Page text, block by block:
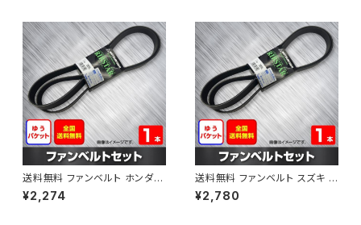
送料無料 ファンベルト ホンダ フ
ィット 型式GE6 H19.10～H25.
09 （国内トップメーカー） 1本 H
¥2,274
送料無料 ファンベルト スズキ ス
ペーシア 型式MK32S H25.03
～H30.02 （国内トップメーカ
¥2,780